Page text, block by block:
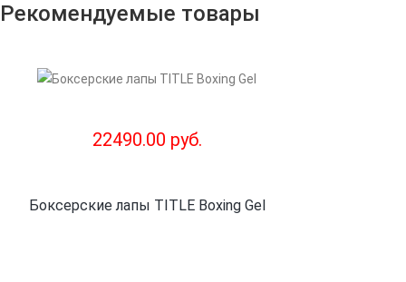
Рекомендуемые товары
22490.00 руб.
Боксерские лапы TITLE Boxing Gel